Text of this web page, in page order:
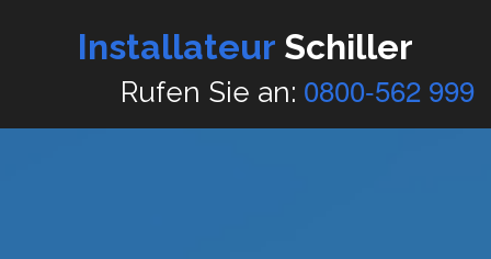
Installateur Schiller
Rufen Sie an: 0800-562 999